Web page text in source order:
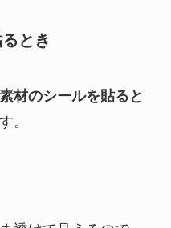
とき
材のシールを貼ると
。